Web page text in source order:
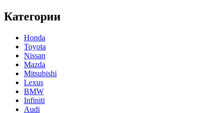
Категории
Honda
Toyota
Nissan
Mazda
Mitsubishi
Lexus
BMW
Infiniti
Audi